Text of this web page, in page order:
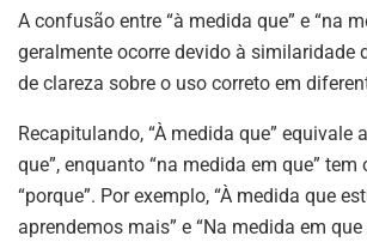
A confusão entre “à medida que” e “na
geralmente ocorre devido à similaridade
de clareza sobre o uso correto em
Recapitulando, “À medida que” equivale
que”, enquanto “na medida em que” tem
“porque”. Por exemplo, “À medida que
aprendemos mais” e “Na medida em